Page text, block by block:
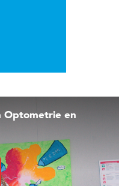
Optometrie en
afspelen